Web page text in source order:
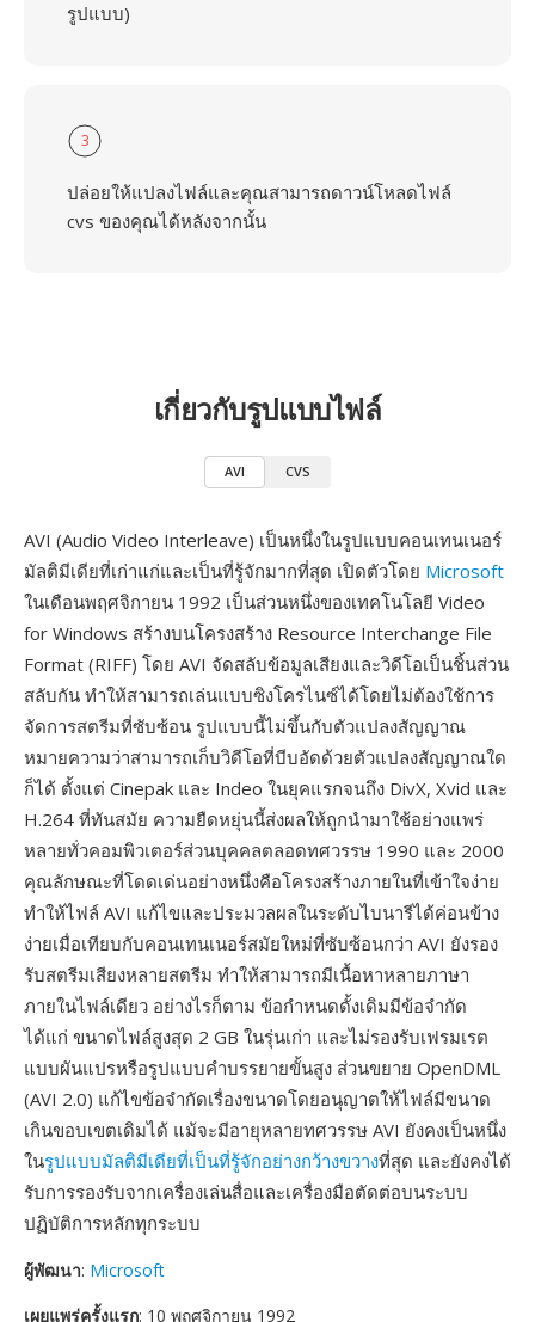
รูปแบบ)
3
ปล่อยให้แปลงไฟล์และคุณสามารถดาวน์โหลดไฟล์
cvs ของคุณได้หลังจากนั้น
เกี่ยวกับรูปแบบไฟล์
AVI CVS
AVI (Audio Video Interleave) เป็นหนึ่งในรูปแบบคอนเทนเนอร์
มัลติมีเดียที่เก่าแก่และเป็นที่รู้จักมากที่สุด เปิดตัวโดย Microsoft
ในเดือนพฤศจิกายน 1992 เป็นส่วนหนึ่งของเทคโนโลยี Video
for Windows สร้างบนโครงสร้าง Resource Interchange File
Format (RIFF) โดย AVI จัดสลับข้อมูลเสียงและวิดีโอเป็นชิ้นส่วน
สลับกัน ทำให้สามารถเล่นแบบซิงโครไนซ์ได้โดยไม่ต้องใช้การ
จัดการสตรีมที่ซับซ้อน รูปแบบนี้ไม่ขึ้นกับตัวแปลงสัญญาณ
หมายความว่าสามารถเก็บวิดีโอที่บีบอัดด้วยตัวแปลงสัญญาณใด
ก็ได้ ตั้งแต่ Cinepak และ Indeo ในยุคแรกจนถึง DivX, Xvid และ
H.264 ที่ทันสมัย ความยืดหยุ่นนี้ส่งผลให้ถูกนำมาใช้อย่างแพร่
หลายทั่วคอมพิวเตอร์ส่วนบุคคลตลอดทศวรรษ 1990 และ 2000
คุณลักษณะที่โดดเด่นอย่างหนึ่งคือโครงสร้างภายในที่เข้าใจง่าย
ทำให้ไฟล์ AVI แก้ไขและประมวลผลในระดับไบนารีได้ค่อนข้าง
ง่ายเมื่อเทียบกับคอนเทนเนอร์สมัยใหม่ที่ซับซ้อนกว่า AVI ยังรอง
รับสตรีมเสียงหลายสตรีม ทำให้สามารถมีเนื้อหาหลายภาษา
ภายในไฟล์เดียว อย่างไรก็ตาม ข้อกำหนดดั้งเดิมมีข้อจำกัด
ได้แก่ ขนาดไฟล์สูงสุด 2 GB ในรุ่นเก่า และไม่รองรับเฟรมเรต
แบบผันแปรหรือรูปแบบคำบรรยายขั้นสูง ส่วนขยาย OpenDML
(AVI 2.0) แก้ไขข้อจำกัดเรื่องขนาดโดยอนุญาตให้ไฟล์มีขนาด
เกินขอบเขตเดิมได้ แม้จะมีอายุหลายทศวรรษ AVI ยังคงเป็นหนึ่ง
ในรูปแบบมัลติมีเดียที่เป็นที่รู้จักอย่างกว้างขวางที่สุด และยังคงได้
รับการรองรับจากเครื่องเล่นสื่อและเครื่องมือตัดต่อบนระบบ
ปฏิบัติการหลักทุกระบบ
ผู้พัฒนา: Microsoft
เผยแพร่ครั้งแรก: 10 พฤศจิกายน 1992